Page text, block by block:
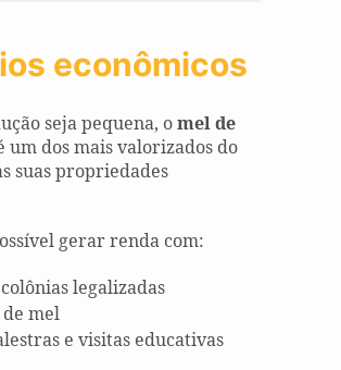
econômicos
seja pequena, omel de
um dos mais valorizados do
suas propriedades
gerar renda com:
legalizadas
mel
e visitas educativas